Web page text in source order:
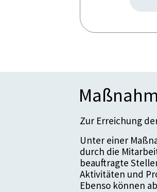
Zur Erreichung
Unter einer
durch die
beauftragte
Aktivitäten und
Ebenso können